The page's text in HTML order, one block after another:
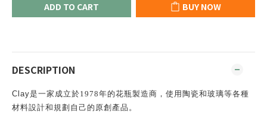
ADD TO CART BUY NOW
DESCRIPTION
Clay是一家成立於1978年的花瓶製造商，使用陶瓷和玻璃等各種
材料設計和規劃自己的原創產品。